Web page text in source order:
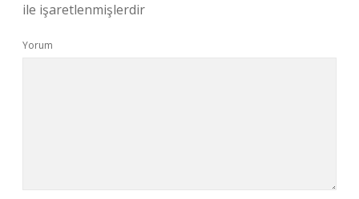
ile işaretlenmişlerdir
Yorum